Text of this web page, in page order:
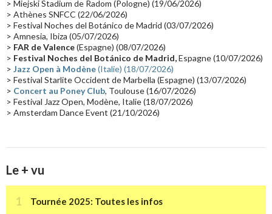
Les concerts en Chine(16) Cinéma
Synthé Roland(15) Belgique(15)
(14) Astronomie (14)
Tournée 2025(14) 2024(14) Chine(13)
> Miejski Stadium de Radom (Pologne) (19/06/2026)
> Athènes SNFCC (22/06/2026)
> Festival Noches del Botánico de Madrid (03/07/2026)
> Amnesia, Ibiza (05/07/2026)
> FAR de Valence(Espagne) (08/07/2026)
> Festival Noches del Botánico de Madrid,Espagne (10/07/2026)
> Jazz Open à Modène(Italie) (18/07/2026)
> Festival Starlite Occident de Marbella (Espagne) (13/07/2026)
> Concert au Poney Club, Toulouse (16/07/2026)
> Festival Jazz Open, Modène, Italie (18/07/2026)
> Amsterdam Dance Event (21/10/2026)
Le + vu